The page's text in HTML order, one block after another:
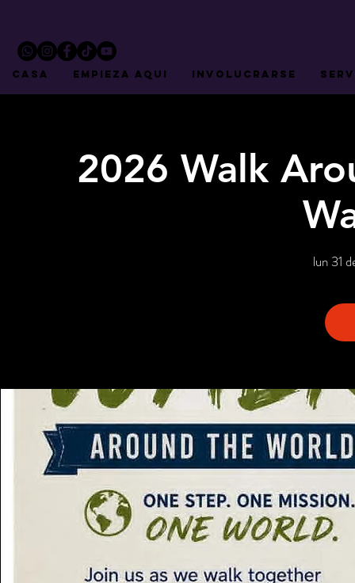
CASA EMPIEZA AQUI INVOLUCRARSE
2026 Walk
lun 31